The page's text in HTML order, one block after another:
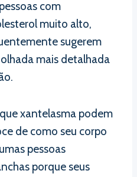
com
muito alto,
sugerem
mais detalhada
xantelasma podem
de como seu corpo
pessoas
porque seus